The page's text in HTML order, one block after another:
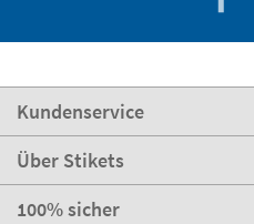
Kundenservice
Über Stikets
100% sicher